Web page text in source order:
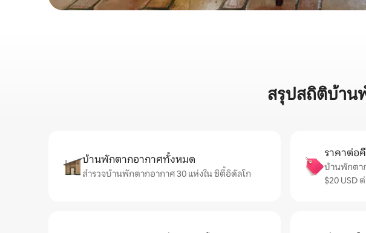
สรุปสถิติบ้าน
บ้านพักตากอากาศทั้งหมด
สำรวจบ้านพักตากอากาศ 30 แห่งใน ซิตี้อิดัลโก
ราคาต่อ
บ้านพักตา
$20 USD